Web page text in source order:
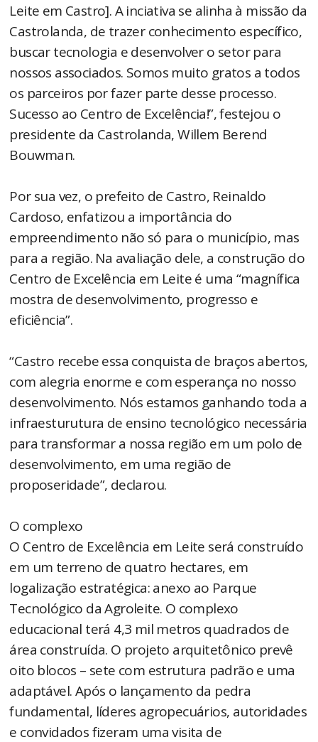
Leite em Castro]. A inciativa se alinha à missão da
Castrolanda, de trazer conhecimento específico,
buscar tecnologia e desenvolver o setor para
nossos associados. Somos muito gratos a todos
os parceiros por fazer parte desse processo.
Sucesso ao Centro de Excelência!”, festejou o
presidente da Castrolanda, Willem Berend
Bouwman.
Por sua vez, o prefeito de Castro, Reinaldo
Cardoso, enfatizou a importância do
empreendimento não só para o município, mas
para a região. Na avaliação dele, a construção do
Centro de Excelência em Leite é uma “magnífica
mostra de desenvolvimento, progresso e
eficiência”.
“Castro recebe essa conquista de braços abertos,
com alegria enorme e com esperança no nosso
desenvolvimento. Nós estamos ganhando toda a
infraesturutura de ensino tecnológico necessária
para transformar a nossa região em um polo de
desenvolvimento, em uma região de
proposeridade”, declarou.
O complexo
O Centro de Excelência em Leite será construído
em um terreno de quatro hectares, em
logalização estratégica: anexo ao Parque
Tecnológico da Agroleite. O complexo
educacional terá 4,3 mil metros quadrados de
área construída. O projeto arquitetônico prevê
oito blocos – sete com estrutura padrão e uma
adaptável. Após o lançamento da pedra
fundamental, líderes agropecuários, autoridades
e convidados fizeram uma visita de